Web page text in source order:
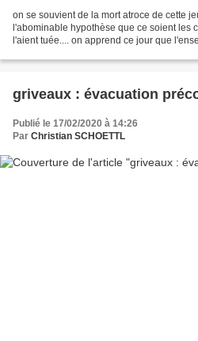
on se souvient de la mort atroce de cette
l'abominable hypothèse que ce soient les
l'aient tuée.... on apprend ce jour que
griveaux : évacuation
Publié le 17/02/2020 à 14:26
Par Christian SCHOETTL